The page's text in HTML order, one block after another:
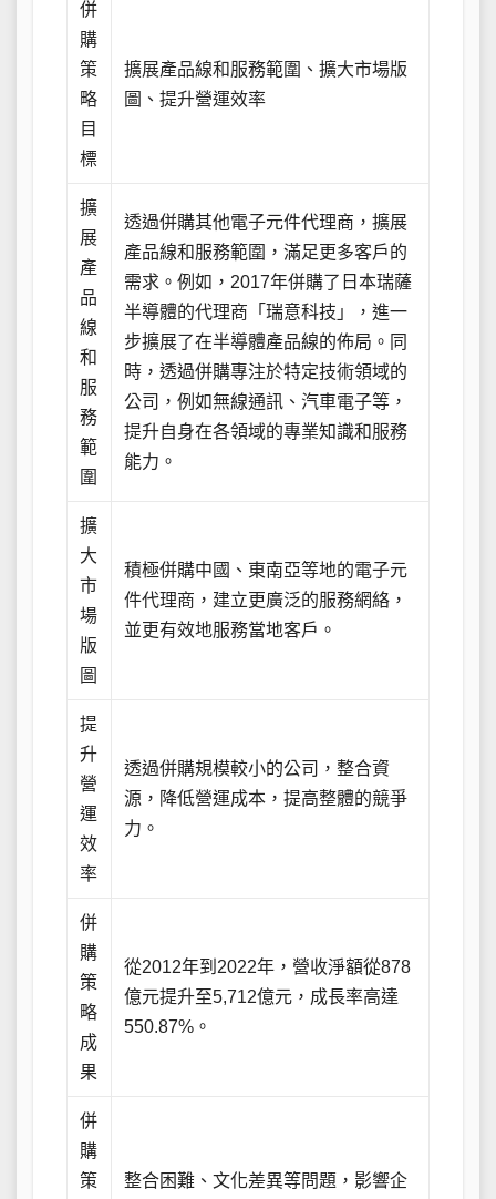
併
購
策
略
目
標
擴展產品線和服務範圍、擴大市場版
圖、提升營運效率
擴
展
產
品
線
和
服
務
範
圍
透過併購其他電子元件代理商，擴展
產品線和服務範圍，滿足更多客戶的
需求。例如，2017年併購了日本瑞薩
半導體的代理商「瑞意科技」，進一
步擴展了在半導體產品線的佈局。同
時，透過併購專注於特定技術領域的
公司，例如無線通訊、汽車電子等，
提升自身在各領域的專業知識和服務
能力。
擴
大
市
場
版
圖
積極併購中國、東南亞等地的電子元
件代理商，建立更廣泛的服務網絡，
並更有效地服務當地客戶。
提
升
營
運
效
率
透過併購規模較小的公司，整合資
源，降低營運成本，提高整體的競爭
力。
併
購
策
略
成
果
從2012年到2022年，營收淨額從878
億元提升至5,712億元，成長率高達
550.87%。
併
購
策
整合困難、文化差異等問題，影響企